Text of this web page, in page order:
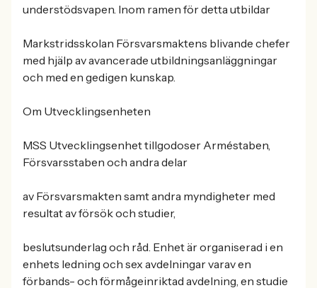
understödsvapen. Inom ramen för detta utbildar
Markstridsskolan Försvarsmaktens blivande chefer
med hjälp av avancerade utbildningsanläggningar
och med en gedigen kunskap.
Om Utvecklingsenheten
MSS Utvecklingsenhet tillgodoser Arméstaben,
Försvarsstaben och andra delar
av Försvarsmakten samt andra myndigheter med
resultat av försök och studier,
beslutsunderlag och råd. Enhet är organiserad i en
enhets ledning och sex avdelningar varav en
förbands- och förmågeinriktad avdelning, en studie